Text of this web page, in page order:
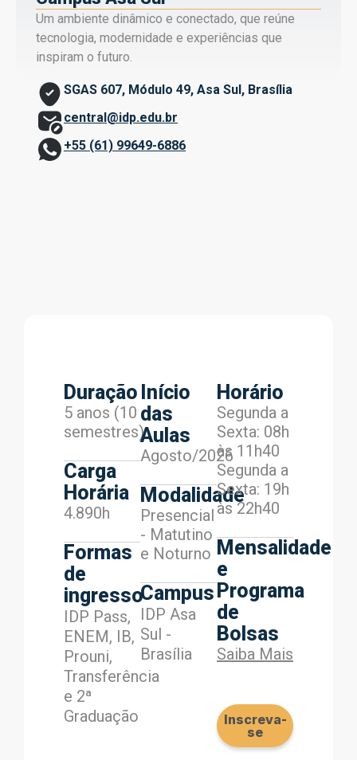
Um ambiente dinâmico e conectado, que reúne
tecnologia, modernidade e experiências que
inspiram o futuro.
SGAS 607, Módulo 49, Asa Sul, Brasília
central@idp.edu.br
+55 (61) 99649-6886
Duração
5 anos (10
semestres)
Carga
Horária
4.890h
Formas
de
ingresso
IDP Pass,
ENEM, IB,
Prouni,
Transferência
e 2ª
Graduação
Início
das
Aulas
Agosto/2026
Modalidade
Presencial
- Matutino
e Noturno
Campus
IDP Asa
Sul -
Brasília
Horário
Segunda a
Sexta: 08h
às 11h40
Segunda a
Sexta: 19h
às 22h40
Mensalidade
e
Programa
de
Bolsas
Saiba Mais
Inscreva-
se